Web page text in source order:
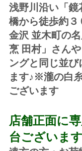
浅野川沿い「鏡
橋から徒歩約３
金沢 並木町の
烹 田村」さん
ングと同じ並
ます♪※瀧の白
ございます
店舗正面に
台ございま